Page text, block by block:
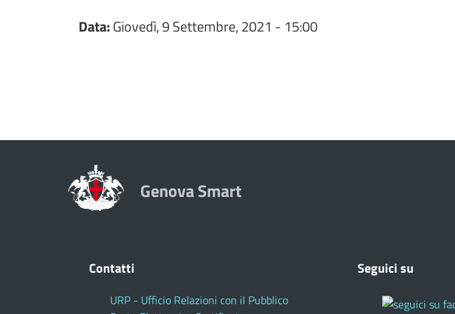
Data:Giovedì, 9 Settembre, 2021 - 15:00
Genova Smart
Contatti
URP - Ufficio Relazioni con il Pubblico
Seguici su